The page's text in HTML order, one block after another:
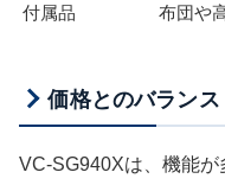
付属品
布団や
価格とのバランス
VC-SG940Xは、機能が